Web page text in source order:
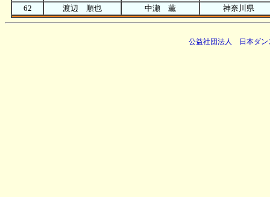
62
渡辺 順也 中瀬 薫 神奈川県
公益社団法人 日本ダ